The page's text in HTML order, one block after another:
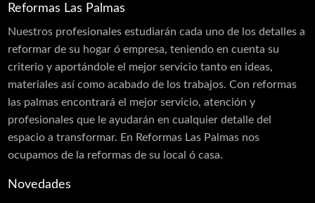
Carpintería PVC
Láminas PVC Interior y Exterior
Cerramientos
Moldes
Puertas Aluminio
Carpintería de Madera
Carpintería Metálica
Contraventanas
Reformas Las Palmas
Nuestros profesionales estudiarán cada uno de los detalles a
reformar de su hogar ó empresa, teniendo en cuenta su
criterio y aportándole el mejor servicio tanto en ideas,
materiales así como acabado de los trabajos. Con reformas
las palmas encontrará el mejor servicio, atención y
profesionales que le ayudarán en cualquier detalle del
espacio a transformar. En Reformas Las Palmas nos
ocupamos de la reformas de su local ó casa.
Novedades